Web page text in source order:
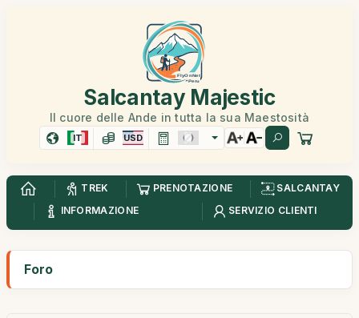
Salcantay Majestic
Il cuore delle Ande in tutta la sua Maestosità
IT USD
TREK PRENOTAZIONE
SALCANTAY
INFORMAZIONE
SERVIZIO CLIENTI
Foro